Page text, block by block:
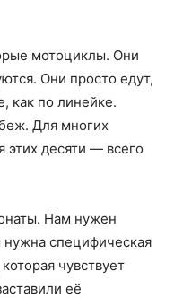
мотоциклы. Они
Они просто едут,
как по линейке.
Для многих
этих десяти — всего
Нам нужен
специфическая
чувствует
её